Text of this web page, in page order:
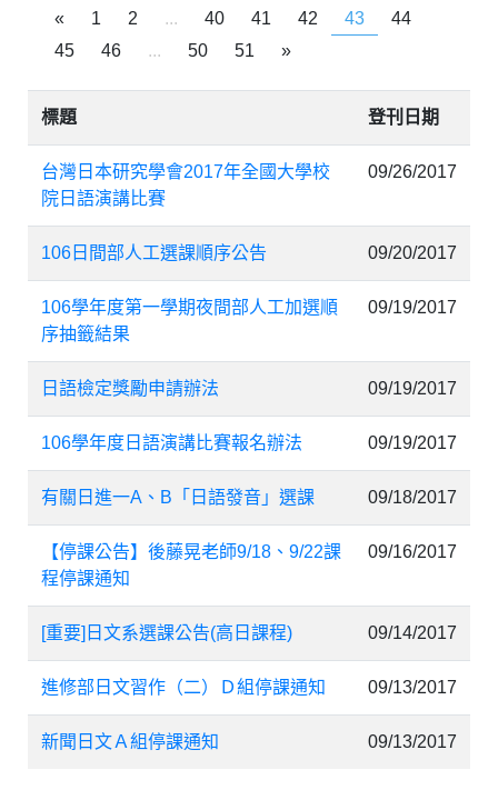
« 1 2 ... 40 41 42 43
44
45
46 ... 50 51 »
標題 登刊日期
台灣日本研究學會2017年全國大學校
院日語演講比賽
09/26/2017
106日間部人工選課順序公告 09/20/2017
106學年度第一學期夜間部人工加選順
序抽籤結果
09/19/2017
日語檢定獎勵申請辦法 09/19/2017
106學年度日語演講比賽報名辦法 09/19/2017
有關日進一A、B「日語發音」選課 09/18/2017
【停課公告】後藤晃老師9/18、9/22課
程停課通知
09/16/2017
[重要]日文系選課公告(高日課程) 09/14/2017
進修部日文習作（二）Ｄ組停課通知 09/13/2017
新聞日文Ａ組停課通知 09/13/2017